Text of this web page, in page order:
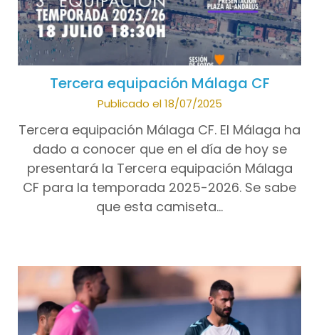
Tercera equipación Málaga CF
Publicado el 18/07/2025
Tercera equipación Málaga CF. El Málaga ha
dado a conocer que en el día de hoy se
presentará la Tercera equipación Málaga
CF para la temporada 2025-2026. Se sabe
que esta camiseta…